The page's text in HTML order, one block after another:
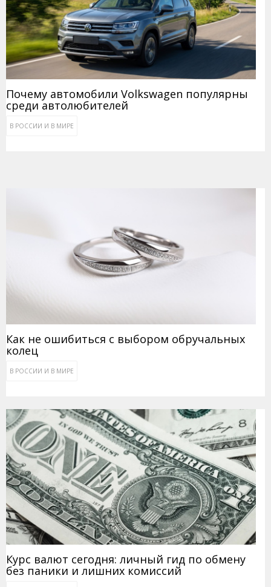
Почему автомобили Volkswagen популярны
среди автолюбителей
В РОССИИ И В МИРЕ
Как не ошибиться с выбором обручальных
колец
В РОССИИ И В МИРЕ
Курс валют сегодня: личный гид по обмену
без паники и лишних комиссий